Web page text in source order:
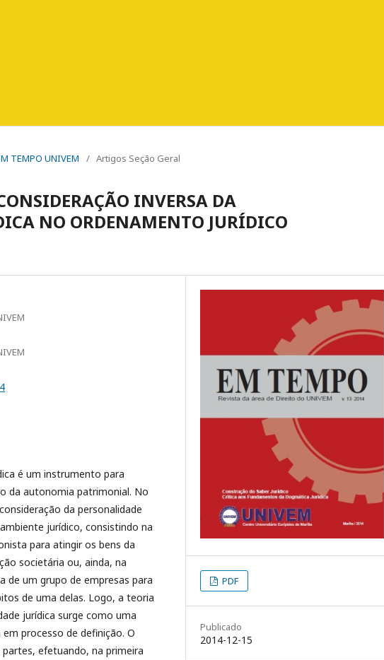
TEMPO UNIVEM / Artigos Seção Geral
INVERSA DA
NO ORDENAMENTO JURÍDICO
é um instrumento para
da autonomia patrimonial. No
da personalidade
jurídico, consistindo na
para atingir os bens da
societária ou, ainda, na
de um grupo de empresas para
de uma delas. Logo, a teoria
jurídica surge como uma
processo de definição. O
efetuando, na primeira
PDF
Publicado
2014-12-15